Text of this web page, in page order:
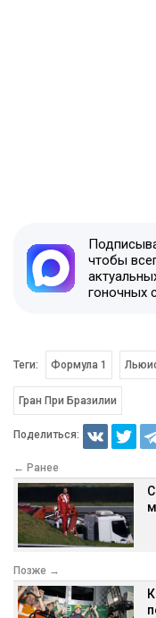
чтобы
гоночных
Теги: Формула 1
Гран При Бразилии
Поделиться:
← Ранее
Позже →